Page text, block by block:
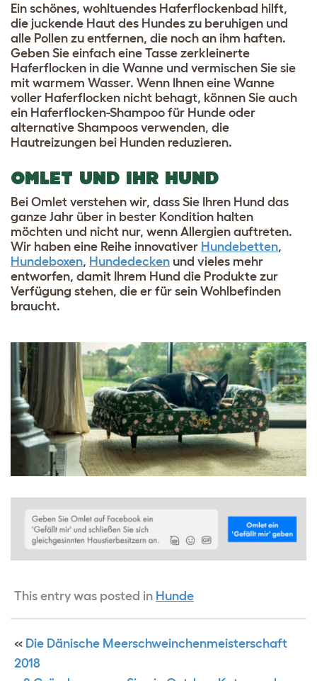
Ein schönes, wohltuendes Haferflockenbad hilft,
die juckende Haut des Hundes zu beruhigen und
alle Pollen zu entfernen, die noch an ihm haften.
Geben Sie einfach eine Tasse zerkleinerte
Haferflocken in die Wanne und vermischen Sie sie
mit warmem Wasser. Wenn Ihnen eine Wanne
voller Haferflocken nicht behagt, können Sie auch
ein Haferflocken-Shampoo für Hunde oder
alternative Shampoos verwenden, die
Hautreizungen bei Hunden reduzieren.
OMLET UND IHR HUND
Bei Omlet verstehen wir, dass Sie Ihren Hund das
ganze Jahr über in bester Kondition halten
möchten und nicht nur, wenn Allergien auftreten.
Wir haben eine Reihe innovativer Hundebetten,
Hundeboxen, Hundedecken und vieles mehr
entworfen, damit Ihrem Hund die Produkte zur
Verfügung stehen, die er für sein Wohlbefinden
braucht.
This entry was posted in Hunde
« Die Dänische Meerschweinchenmeisterschaft
2018